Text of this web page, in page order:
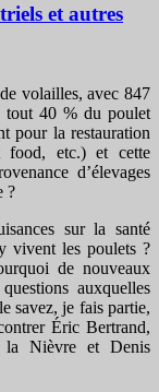
et autres
volailles, avec 847
tout 40 % du poulet
pour la restauration
food, etc.) et cette
d’élevages
?
sur la santé
vivent les poulets ?
de nouveaux
auxquelles
savez, je fais partie,
Éric Bertrand,
la Nièvre et Denis